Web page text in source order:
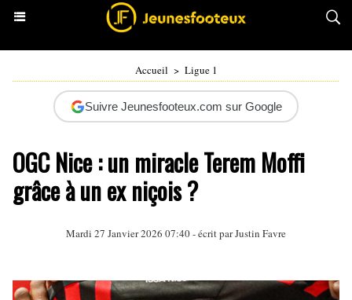
Accueil > Ligue 1
Suivre Jeunesfooteux.com sur Google
OGC Nice : un miracle Terem Moffi
grâce à un ex niçois ?
Mardi 27 Janvier 2026 07:40 - écrit parJustin Favre